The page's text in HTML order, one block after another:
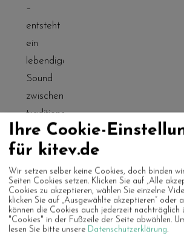
–
entsteht
ein
lebendiger
Sound
zwischen
traditionellem
Manouche
Jazz und
individueller
Banddynamik.
Statt
sich
Ihre Cookie-
für kitev.de
Wir setzen selber keine Cookies, doch binden
Seiten Cookies setzen. Klicken Sie auf „Alle
Cookies zu akzeptieren, wählen Sie einzelne
klicken Sie auf „Ausgewählte akzeptieren“ oder
können die Cookies auch jederzeit nachträglich
"Cookies" in der Fußzeile der Seite abwählen.
lesen Sie bitte unsere Datenschutzerklärung.